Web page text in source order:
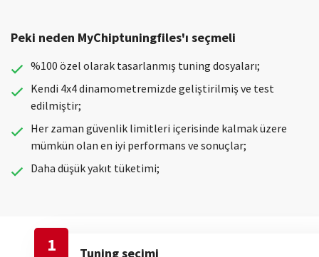
Peki neden MyChiptuningfiles'ı seçmeli
%100 özel olarak tasarlanmış tuning dosyaları;
Kendi 4x4 dinamometremizde geliştirilmiş ve test
edilmiştir;
Her zaman güvenlik limitleri içerisinde kalmak üzere
mümkün olan en iyi performans ve sonuçlar;
Daha düşük yakıt tüketimi;
1 Tuning seçimi